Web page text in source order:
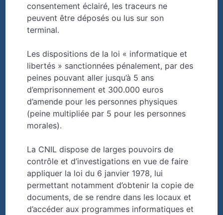
consentement éclairé, les traceurs ne
peuvent être déposés ou lus sur son
terminal.
Les dispositions de la loi « informatique et
libertés » sanctionnées pénalement, par des
peines pouvant aller jusqu’à 5 ans
d’emprisonnement et 300.000 euros
d’amende pour les personnes physiques
(peine multipliée par 5 pour les personnes
morales).
La CNIL dispose de larges pouvoirs de
contrôle et d’investigations en vue de faire
appliquer la loi du 6 janvier 1978, lui
permettant notamment d’obtenir la copie de
documents, de se rendre dans les locaux et
d’accéder aux programmes informatiques et